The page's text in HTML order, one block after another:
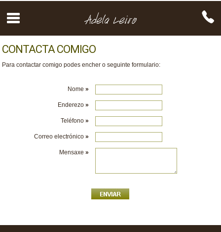
CONTACTA COMIGO
Para contactar comigo podes encher o seguinte formulario:
Nome»
Enderezo»
Teléfono»
Correo electrónico»
Mensaxe»